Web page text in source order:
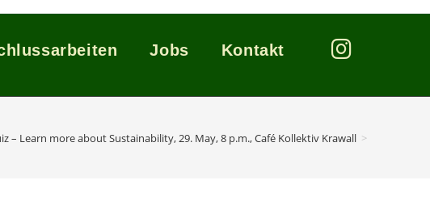
Jobs Kontakt
– Learn more about Sustainability, 29. May, 8 p.m., Café Kollektiv Krawall >